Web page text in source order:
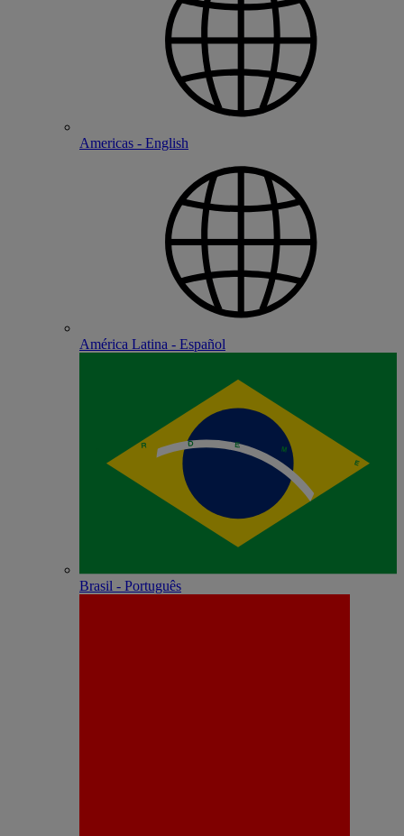
Americas - English
América Latina - Español
Brasil - Português